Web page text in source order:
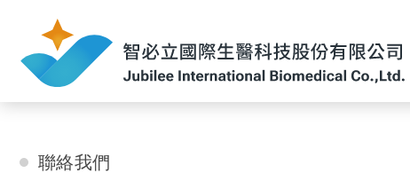
聯絡我們
聯絡我們